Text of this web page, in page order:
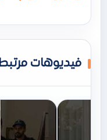
فيديوهات